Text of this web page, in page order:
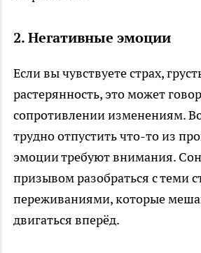
2.Негативные эмоции
Если вы чувствуете страх,
растерянность, это может
сопротивлении изменениям.
трудно отпустить что-то из
эмоции требуют внимания.
призывом разобраться с теми
переживаниями, которые
двигаться вперёд.